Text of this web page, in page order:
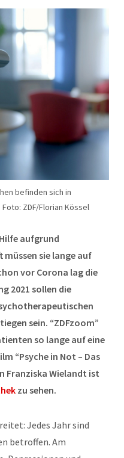
befinden sich in
ZDF/Florian Kössel
aufgrund
müssen sie lange auf
vor Corona lag die
2021 sollen die
sein. “ZDFzoom”
so lange auf eine
“Psyche in Not – Das
Franziska Wielandt ist
zu sehen.
Jedes Jahr sind
betroffen. Am